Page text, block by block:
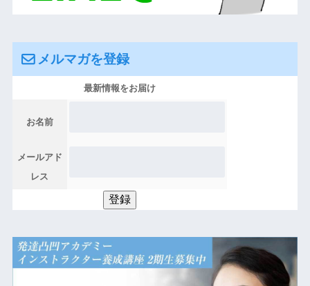
メルマガを登録
最新情報をお届け
お名前
メールアド
レス